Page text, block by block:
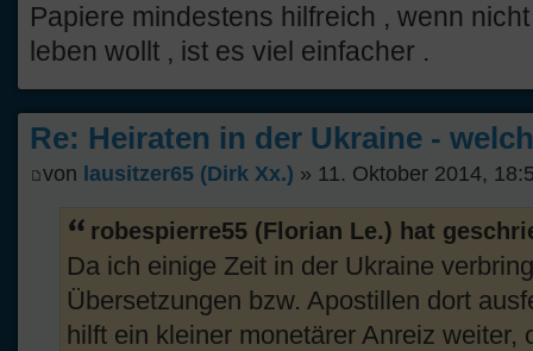
Papiere mindestens hilfreich , wenn
leben wollt , ist es viel einfacher .
Re: Heiraten in der Ukraine -
von lausitzer65 (Dirk Xx.) » 11. Oktober 2014,
robespierre55 (Florian Le.) hat
Da ich einige Zeit in der Ukraine
Übersetzungen bzw. Apostillen dort
hilft ein kleiner monetärer Anreiz weiter,